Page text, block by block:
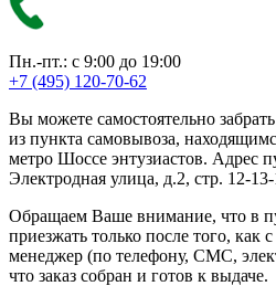
Пн.-пт.: с 9:00 до 19:00
+7 (495) 120-70-62
Вы можете самостоятельно
из пункта самовывоза,
метро Шоссе энтузиастов. Адрес
Электродная улица, д.2, стр. 12-
Обращаем Ваше внимание, что в
приезжать только после того, как
менеджер (по телефону, СМС,
что заказ собран и готов к выдаче.